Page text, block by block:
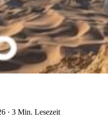
· 3 Min. Lesezeit